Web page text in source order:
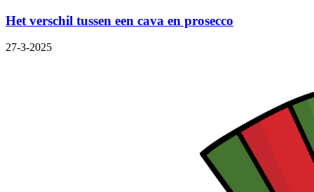
Het verschil tussen een cava en prosecco
27-3-2025